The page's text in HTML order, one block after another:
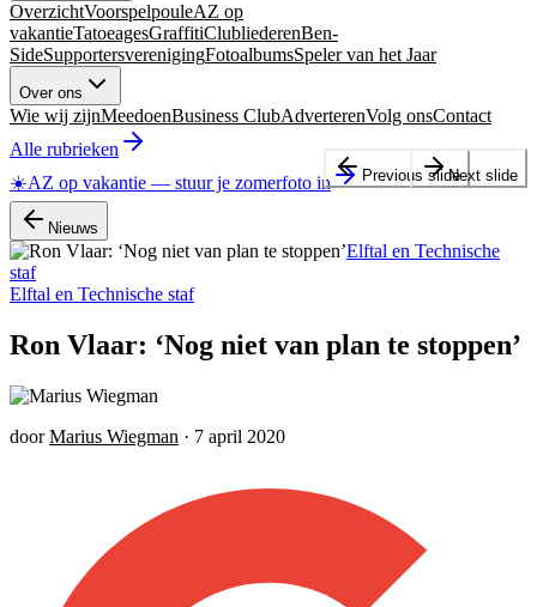
OverzichtVoorspelpouleAZ op
vakantieTatoeagesGraffitiClubliederenBen-
SideSupportersverenigingFotoalbumsSpeler van het Jaar
Over ons
Wie wij zijnMeedoenBusiness ClubAdverterenVolg onsContact
Alle rubrieken
☀️AZ op vakantie — stuur je zomerfoto in
Nieuws
Elftal en Technische
staf
Elftal en Technische staf
Ron Vlaar: ‘Nog niet van plan te stoppen’
door Marius Wiegman · 7 april 2020
Previous slideNext slide